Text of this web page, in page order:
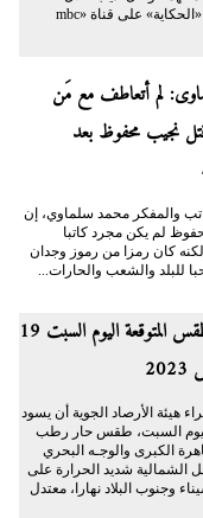
برنامجه «الحكاية» على قناة «mbc
لم أتعاطف مع مَن
نجيب محفوظ بعد
والمفكر محمد سلماوي، إن
لم يكن مجرد كاتبا
لكنه كان رمزا من رموز وجدان
والشعب والحارات...
حالة الطقس المتوقعة اليوم السبت 19
هيئة الأرصاد الجوية أن يسود
اليوم السبت، طقس حار رطب
الكبرى والوجـه البحري
الشمالية شديد الحرارة على
وجنوب البلاد نهارا، معتدل